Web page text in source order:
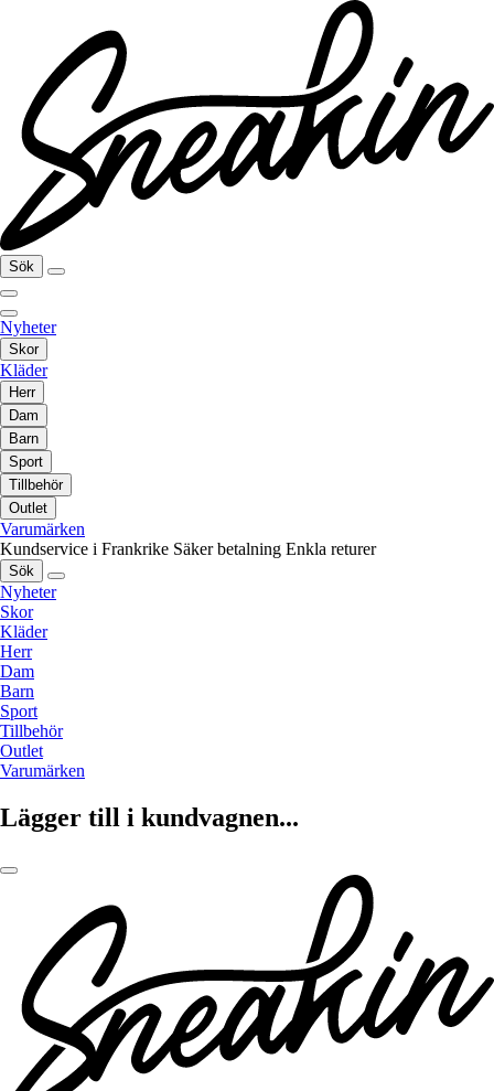
Sök
Nyheter
Skor
Kläder
Herr
Dam
Barn
Sport
Tillbehör
Outlet
Varumärken
Kundservice i Frankrike Säker betalning Enkla returer
Sök
Nyheter
Skor
Kläder
Herr
Dam
Barn
Sport
Tillbehör
Outlet
Varumärken
Lägger till i kundvagnen...